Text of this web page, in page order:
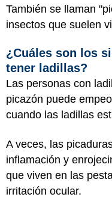
También se llaman
insectos que suelen
¿Cuáles son los
tener ladillas?
Las personas con
picazón puede
cuando las ladillas
A veces, las
inflamación y
que viven en las
irritación ocular.